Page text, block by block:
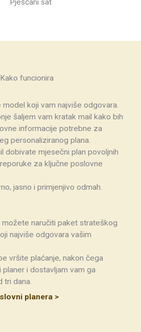
Kako funcionira
model koji vam najviše odgovara.
šaljem vam kratak mail kako bih
informacije potrebne za
personaliziranog plana.
dobivate mjesečni plan povoljnih
za ključne poslovne
jasno i primjenjivo odmah.
naručiti paket strateškog
najviše odgovara vašim
vršite plaćanje, nakon čega
i dostavljam vam ga
tri dana.
planera >